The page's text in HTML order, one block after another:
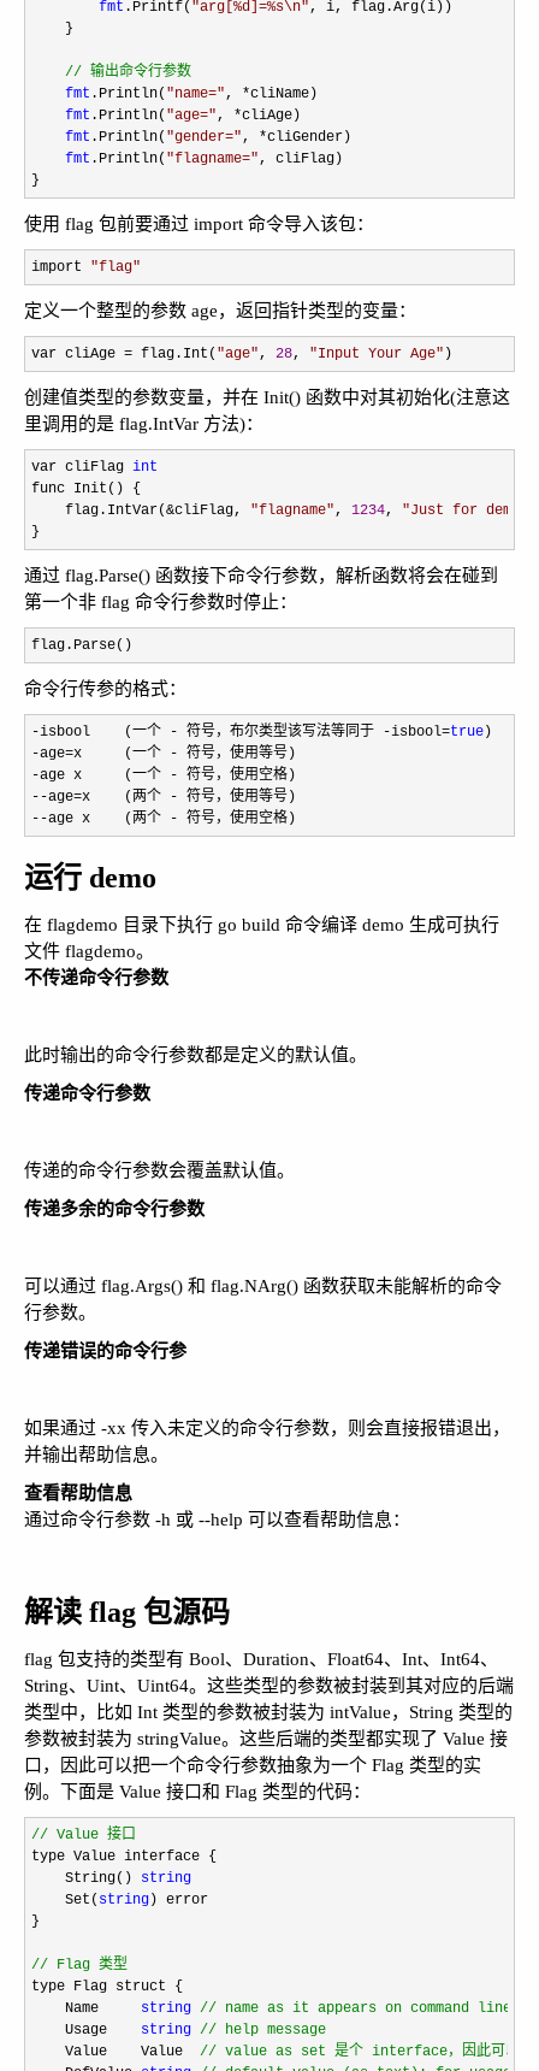
fmt .Printf( "arg[%d]=%s\n", i, flag.Arg(i))
    }
// 输出命令行参数
fmt .Println( "name=", *cliName)
fmt .Println( "age=", *cliAge)
fmt .Println( "gender=", *cliGender)
fmt .Println( "flagname=", cliFlag)
}
使用 flag 包前要通过 import 命令导入该包：
import "flag"
定义一个整型的参数 age，返回指针类型的变量：
var cliAge = flag.Int( "age", 28, "Input Your Age" )
创建值类型的参数变量，并在 Init() 函数中对其初始化(注意这
里调用的是 flag.IntVar 方法)：
var cliFlag int
func Init() {
    flag.IntVar(
&cliFlag, "flagname", 1234, "Just for demo
}
通过 flag.Parse() 函数接下命令行参数，解析函数将会在碰到
第一个非 flag 命令行参数时停止：
flag.Parse()
命令行传参的格式：
-isbool    (一个 - 符号，布尔类型该写法等同于 -isbool=true
-age=x     (一个 -
-age x     (一个 -
--age=x    (两个 -
--age x    (两个 - 符号，使用空格)
运行 demo
在 flagdemo 目录下执行 go build 命令编译 demo 生成可执行
文件 flagdemo。
不传递命令行参数
此时输出的命令行参数都是定义的默认值。
传递命令行参数
传递的命令行参数会覆盖默认值。
传递多余的命令行参数
可以通过 flag.Args() 和 flag.NArg() 函数获取未能解析的命令
行参数。
传递错误的命令行参
如果通过 -xx 传入未定义的命令行参数，则会直接报错退出，
并输出帮助信息。
查看帮助信息
通过命令行参数 -h 或 --help 可以查看帮助信息：
解读 flag 包源码
flag 包支持的类型有 Bool、Duration、Float64、Int、Int64、
String、Uint、Uint64。这些类型的参数被封装到其对应的后端
类型中，比如 Int 类型的参数被封装为 intValue，String 类型的
参数被封装为 stringValue。这些后端的类型都实现了 Value 接
口，因此可以把一个命令行参数抽象为一个 Flag 类型的实
例。下面是 Value 接口和 Flag 类型的代码：
// Value 接口
type Value interface {
    String()
string
    Set(
string ) error
}
// Flag 类型
type Flag struct {
    Name
string // name as it appears on command line
    Usage
string // help message
    Value    Value
// value as set 是个 interface，因此可以是